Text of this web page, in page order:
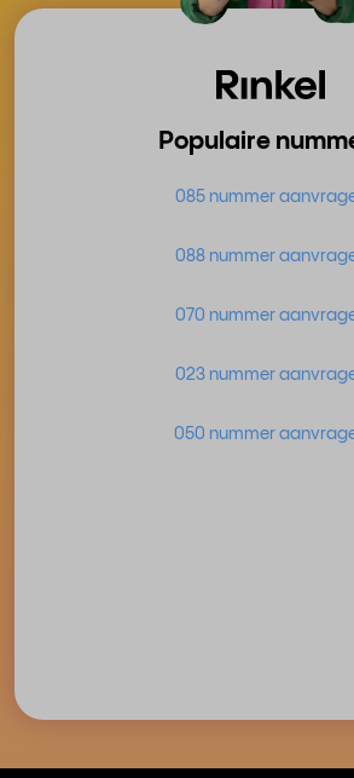
Populaire
085 nummer
088 nummer
070 nummer
023 nummer
050 nummer